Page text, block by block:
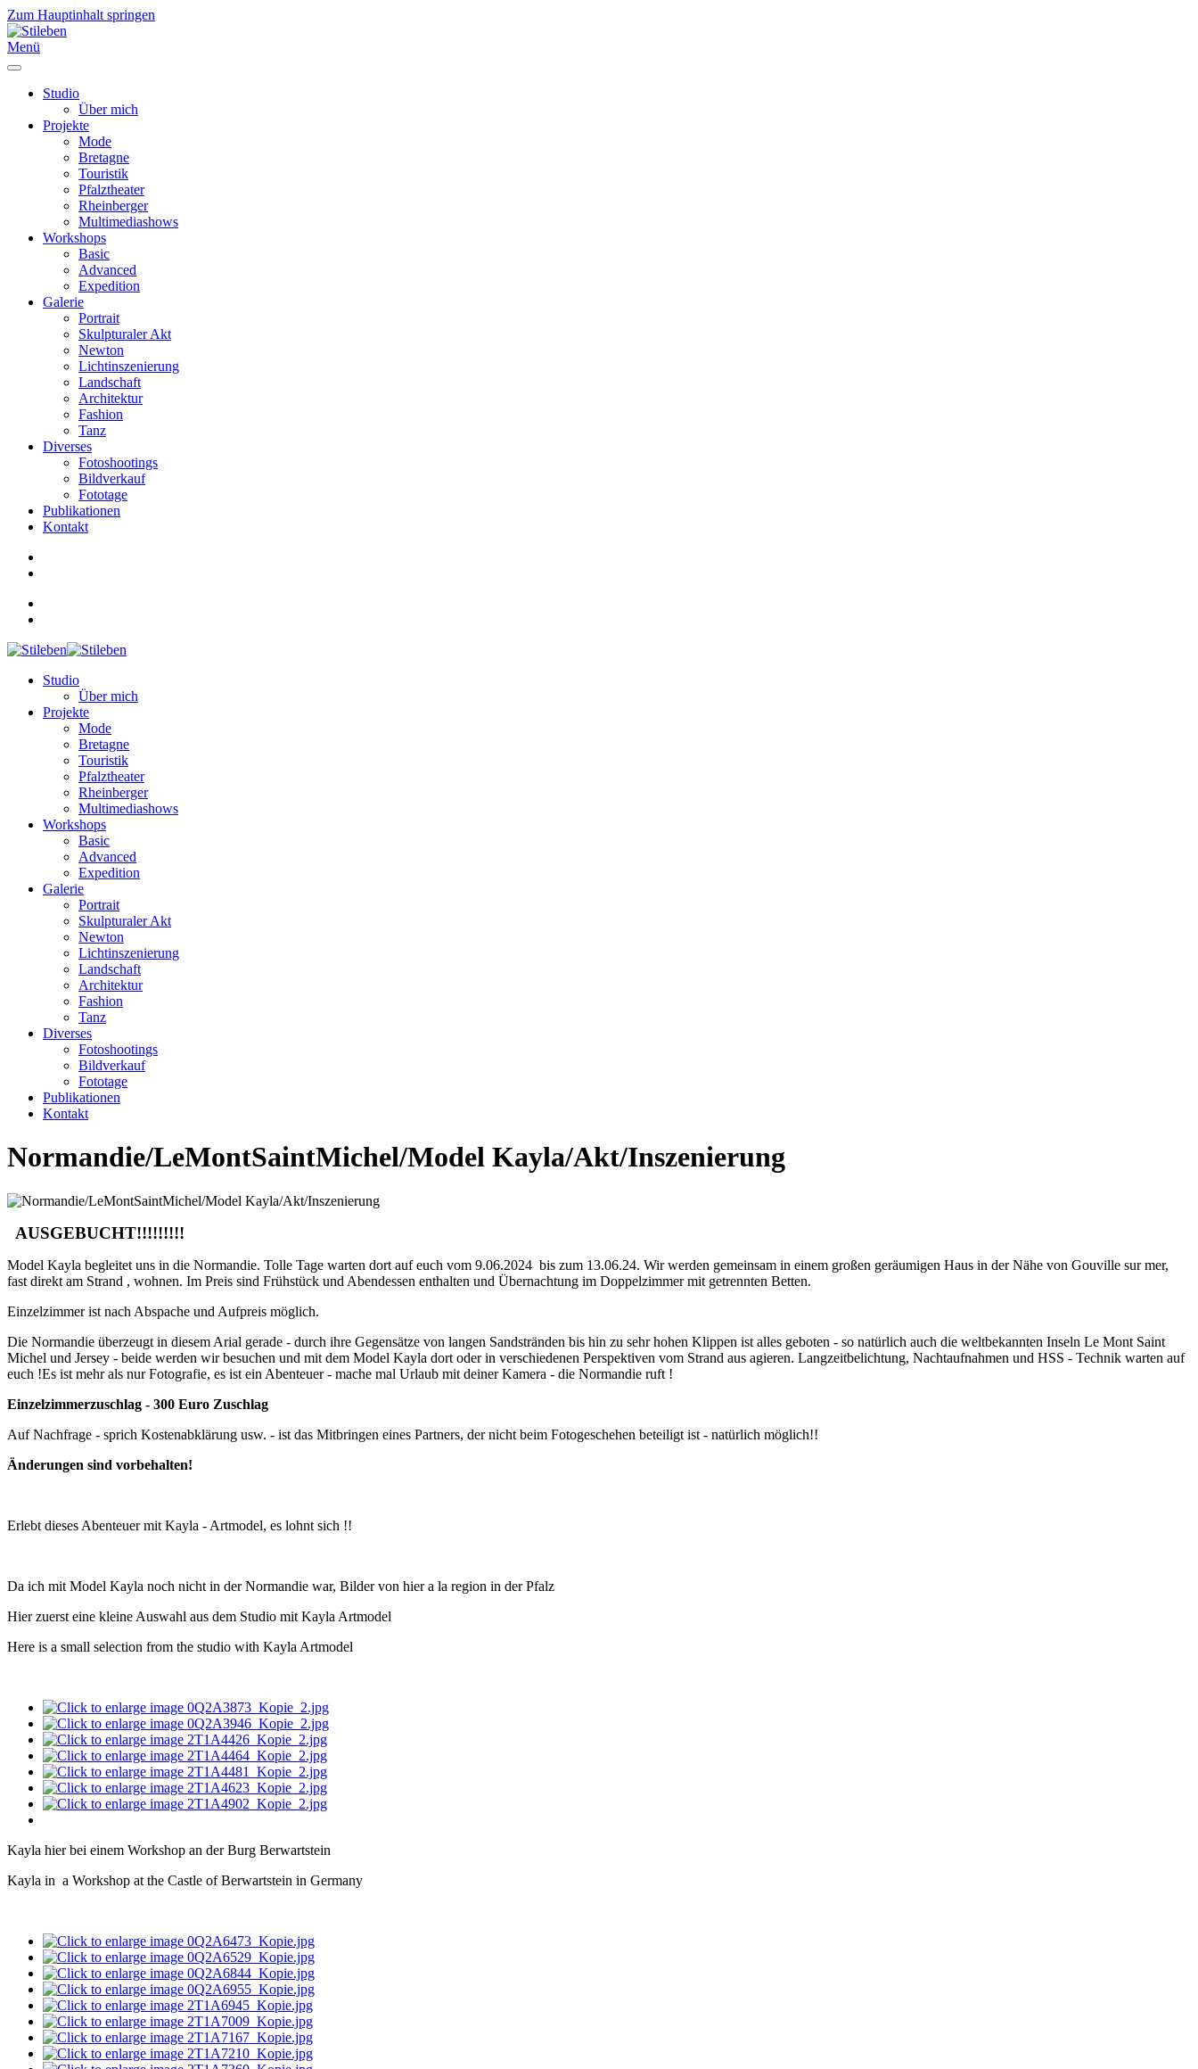
Zum Hauptinhalt springen
Menü
Studio
Über mich
Projekte
Mode
Bretagne
Touristik
Pfalztheater
Rheinberger
Multimediashows
Workshops
Basic
Advanced
Expedition
Galerie
Portrait
Skulpturaler Akt
Newton
Lichtinszenierung
Landschaft
Architektur
Fashion
Tanz
Diverses
Fotoshootings
Bildverkauf
Fototage
Publikationen
Kontakt
Studio
Über mich
Projekte
Mode
Bretagne
Touristik
Pfalztheater
Rheinberger
Multimediashows
Workshops
Basic
Advanced
Expedition
Galerie
Portrait
Skulpturaler Akt
Newton
Lichtinszenierung
Landschaft
Architektur
Fashion
Tanz
Diverses
Fotoshootings
Bildverkauf
Fototage
Publikationen
Kontakt
Normandie/LeMontSaintMichel/Model Kayla/Akt/Inszenierung
AUSGEBUCHT!!!!!!!!!
Model Kayla begleitet uns in die Normandie. Tolle Tage warten dort auf euch vom 9.06.2024 bis zum 13.06.24. Wir werden gemeinsam in einem großen geräumigen Haus in der Nähe von Gouville sur mer,
fast direkt am Strand , wohnen. Im Preis sind Frühstück und Abendessen enthalten und Übernachtung im Doppelzimmer mit getrennten Betten.
Einzelzimmer ist nach Abspache und Aufpreis möglich.
Die Normandie überzeugt in diesem Arial gerade - durch ihre Gegensätze von langen Sandstränden bis hin zu sehr hohen Klippen ist alles geboten - so natürlich auch die weltbekannten Inseln Le Mont Saint
Michel und Jersey - beide werden wir besuchen und mit dem Model Kayla dort oder in verschiedenen Perspektiven vom Strand aus agieren. Langzeitbelichtung, Nachtaufnahmen und HSS - Technik warten auf
euch !Es ist mehr als nur Fotografie, es ist ein Abenteuer - mache mal Urlaub mit deiner Kamera - die Normandie ruft !
Einzelzimmerzuschlag - 300 Euro Zuschlag
Auf Nachfrage - sprich Kostenabklärung usw. - ist das Mitbringen eines Partners, der nicht beim Fotogeschehen beteiligt ist - natürlich möglich!!
Änderungen sind vorbehalten!
Erlebt dieses Abenteuer mit Kayla - Artmodel, es lohnt sich !!
Da ich mit Model Kayla noch nicht in der Normandie war, Bilder von hier a la region in der Pfalz
Hier zuerst eine kleine Auswahl aus dem Studio mit Kayla Artmodel
Here is a small selection from the studio with Kayla Artmodel
Kayla hier bei einem Workshop an der Burg Berwartstein
Kayla in a Workshop at the Castle of Berwartstein in Germany